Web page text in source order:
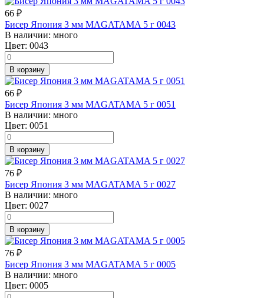
66 ₽
Бисер Япония 3 мм MAGATAMA 5 г 0043
В наличии: много
Цвет: 0043
В корзину
66 ₽
Бисер Япония 3 мм MAGATAMA 5 г 0051
В наличии: много
Цвет: 0051
В корзину
76 ₽
Бисер Япония 3 мм MAGATAMA 5 г 0027
В наличии: много
Цвет: 0027
В корзину
76 ₽
Бисер Япония 3 мм MAGATAMA 5 г 0005
В наличии: много
Цвет: 0005